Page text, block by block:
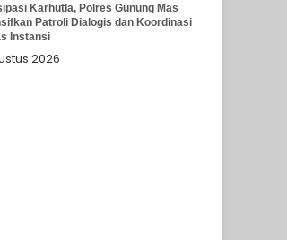
Karhutla, Polres Gunung Mas
Patroli Dialogis dan Koordinasi
Instansi
2026